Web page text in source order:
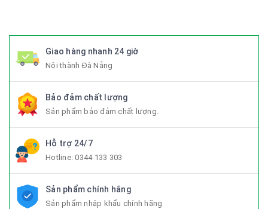
Giao hàng nhanh 24 giờ
Nội thành Đà Nẵng
Bảo đảm chất lượng
Sản phẩm bảo đảm chất lượng.
Hỗ trợ 24/7
Hotline:0344 133 303
Sản phẩm chính hãng
Sản phẩm nhập khẩu chính hãng